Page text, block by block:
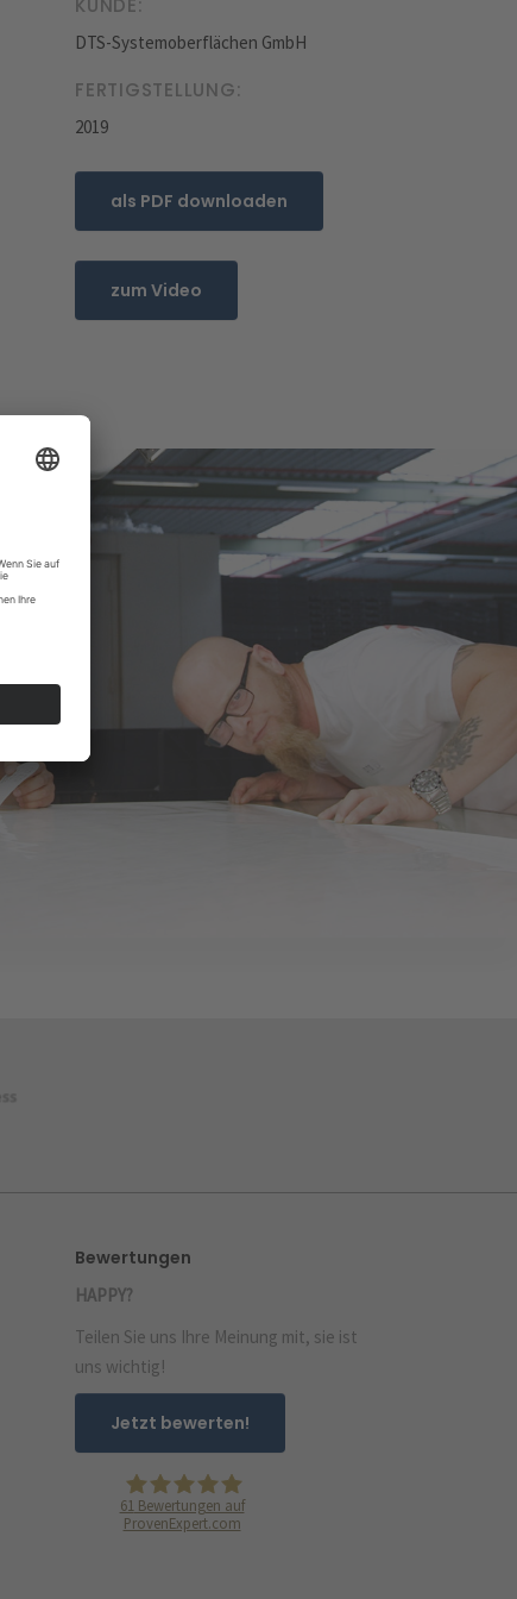
KUNDE:
DTS-Systemoberflächen GmbH
FERTIGSTELLUNG:
2019
als PDF downloaden
zum Video
Bewertungen
HAPPY?
Teilen Sie uns Ihre Meinung mit, sie ist
uns wichtig!
Jetzt bewerten!
61 Bewertungen auf
ProvenExpert.com